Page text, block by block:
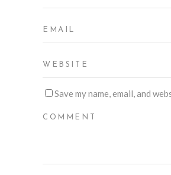
Save my name, email, and